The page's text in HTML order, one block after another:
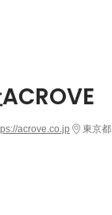
acrove.co.jp 東京都